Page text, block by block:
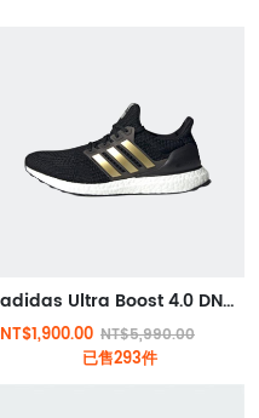
adidas Ultra Boost 4.0 DNA 跑鞋 黑金
NT$1,900.00 NT$5,990.00
已售293件